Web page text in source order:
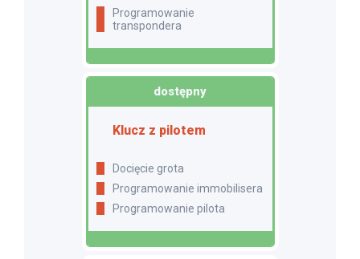
programowanie
transpondera
dostępny
Klucz z pilotem
Docięcie grota
Programowanie immobilisera
Programowanie pilota